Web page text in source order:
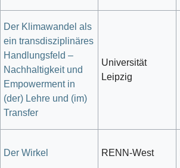
Der Klimawandel als
ein transdisziplinäres
Handlungsfeld –
Nachhaltigkeit und
Empowerment in
(der) Lehre und (im)
Transfer
Universität
Leipzig
Der Wirkel RENN-West